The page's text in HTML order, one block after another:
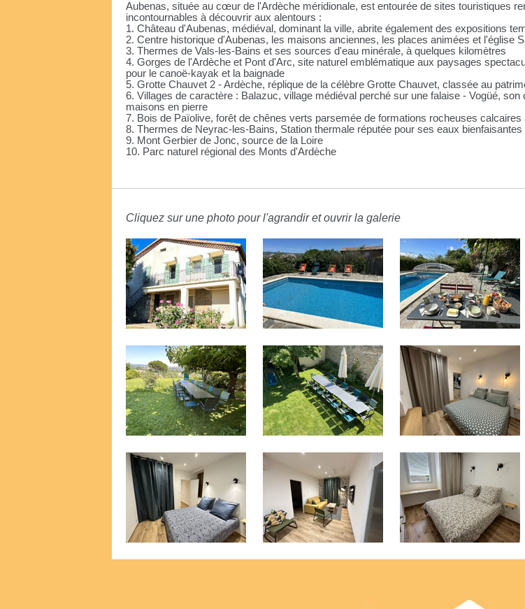
Aubenas, située au cœur de l'Ardèche méridionale, est entourée de sites touristiques
incontournables à découvrir aux alentours :
1. Château d'Aubenas, médiéval, dominant la ville, abrite également des expositions
2. Centre historique d'Aubenas, les maisons anciennes, les places animées et l'église
3. Thermes de Vals-les-Bains et ses sources d'eau minérale, à quelques kilomètres
4. Gorges de l'Ardèche et Pont d'Arc, site naturel emblématique aux paysages
pour le canoë-kayak et la baignade
5. Grotte Chauvet 2 - Ardèche, réplique de la célèbre Grotte Chauvet, classée au
6. Villages de caractère : Balazuc, village médiéval perché sur une falaise - Vogüé,
maisons en pierre
7. Bois de Païolive, forêt de chênes verts parsemée de formations rocheuses
8. Thermes de Neyrac-les-Bains, Station thermale réputée pour ses eaux bienfaisantes
9. Mont Gerbier de Jonc, source de la Loire
10. Parc naturel régional des Monts d'Ardèche
Cliquez sur une photo pour l'agrandir et ouvrir la galerie